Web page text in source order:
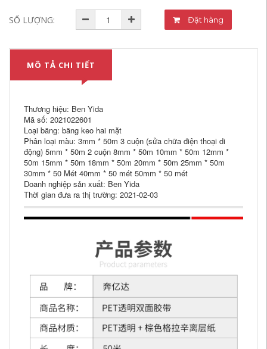
SỐ LƯỢNG: Đặt hàng
MÔ TẢ CHI TIẾT
Thương hiệu: Ben Yida
Mã số: 2021022601
Loại băng: băng keo hai mặt
Phân loại màu: 3mm * 50m 3 cuộn (sửa chữa điện thoại di
động) 5mm * 50m 2 cuộn 8mm * 50m 10mm * 50m 12mm *
50m 15mm * 50m 18mm * 50m 20mm * 50m 25mm * 50m
30mm * 50 Mét 40mm * 50 mét 50mm * 50 mét
Doanh nghiệp sản xuất: Ben Yida
Thời gian đưa ra thị trường: 2021-02-03